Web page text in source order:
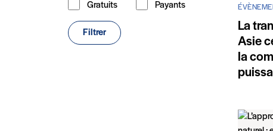
Type de contenu
Gratuits Payants
Filtrer
La
Asie
la